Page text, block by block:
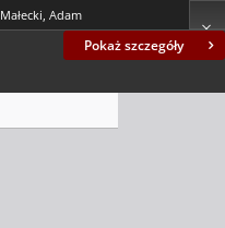
Pokaż szczegóły
Małecki, Adam